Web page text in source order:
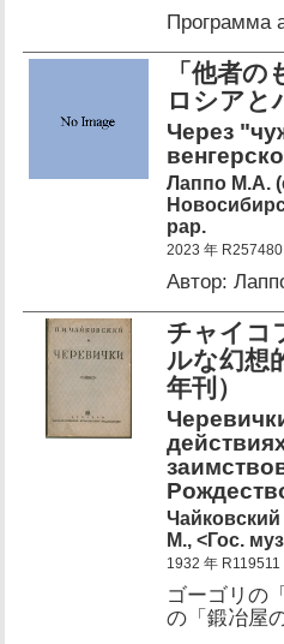
Программа
「他者
ロシアと
Через
Лаппо М.А.
pap.
2023 年 R257480
Автор:
チャイ
ルな幻
年刊）
М., <Гос.
1932 年 R119511
ゴーゴリの
の「鍛冶屋